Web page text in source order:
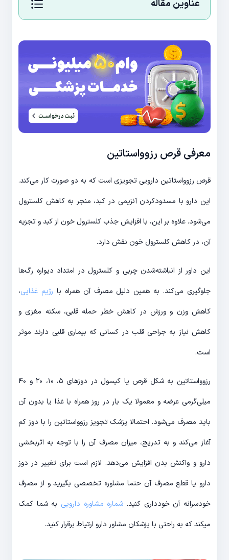
عناوین مقاله
معرفی قرص رزوواستاتین
قرص رزوواستاتین دارویی تجویزی است که به دو صورت کار می‌کند.
این دارو با مسدودکردن آنزیمی در کبد، منجر به کاهش کلسترول
می‌شود. علاوه بر این، با افزایش جذب کلسترول خون از کبد و تجزیه
آن، در کاهش کلسترول خون نقش دارد.
این داور از انباشته‌شدن چربی و کلسترول در امتداد دیواره رگ‌ها
جلوگیری می‌کند. به همین دلیل مصرف آن همراه با رژیم غذایی،
کاهش وزن و ورزش در کاهش خطر حمله قلبی، سکته مغزی و
کاهش نیاز به جراحی قلب در کسانی که بیماری قلبی دارند موثر
است.
رزوواستاتین به شکل قرص یا کپسول در دوزهای ۵، ۱۰، ۲۰ و ۴۰
میلی‌گرمی عرضه و معمولا یک بار در روز همراه با غذا یا بدون آن
باید مصرف می‌شود. احتمالا پزشک تجویز رزوواستاتین را با دوز کم
آغاز می‌کند و به تدریج، میزان مصرف آن را با توجه به اثربخشی
دارو و واکنش بدن افزایش می‌دهد. لازم است برای تغییر در دوز
دارو یا قطع مصرف آن حتما مشاوره تخصصی بگیرید و از مصرف
خودسرانه آن خودداری کنید. شماره مشاوره دارویی به شما کمک
میکند که به راحتی با پزشکان مشاور دارو ارتیاط برقرار کنید.